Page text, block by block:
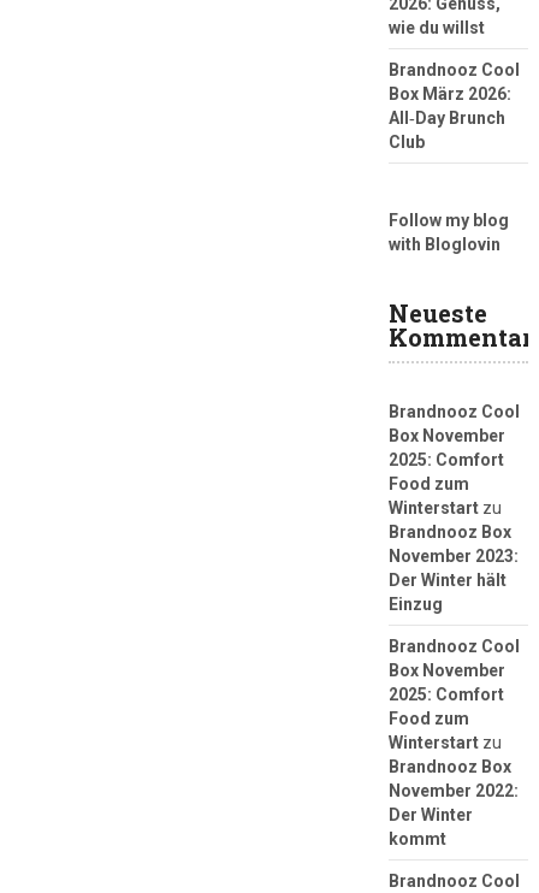
wie du willst
Brandnooz Cool
Box März 2026:
All‑Day Brunch
Club
Follow my blog
with Bloglovin
Neueste
Brandnooz Cool
Box November
2025: Comfort
Food zum
Winterstartzu
Brandnooz Box
November 2023:
Der Winter hält
Einzug
Brandnooz Cool
Box November
2025: Comfort
Food zum
Winterstartzu
Brandnooz Box
November 2022:
Der Winter
kommt
Brandnooz Cool